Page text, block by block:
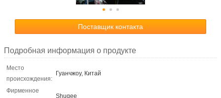
Поставщик контакта
Подробная информация о продукте
Место
происхождения:
Гуанчжоу, Китай
Фирменное
Shuqee